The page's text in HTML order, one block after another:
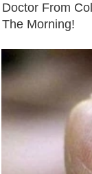
Doctor From
The Morning!